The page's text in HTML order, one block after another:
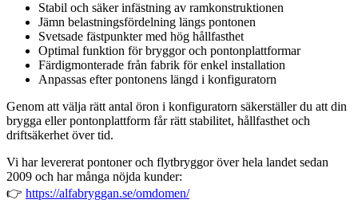
Stabil och säker infästning av ramkonstruktionen
Jämn belastningsfördelning längs pontonen
Svetsade fästpunkter med hög hållfasthet
Optimal funktion för bryggor och pontonplattformar
Färdigmonterade från fabrik för enkel installation
Anpassas efter pontonens längd i konfiguratorn
Genom att välja rätt antal öron i konfiguratorn säkerställer du att din
brygga eller pontonplattform får rätt stabilitet, hållfasthet och
driftsäkerhet över tid.
Vi har levererat pontoner och flytbryggor över hela landet sedan
2009 och har många nöjda kunder:
👉 https://alfabryggan.se/omdomen/